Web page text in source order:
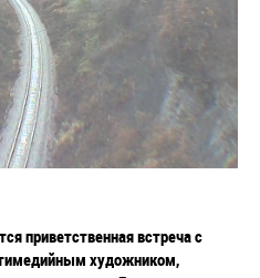
приветственная встреча с
художником,